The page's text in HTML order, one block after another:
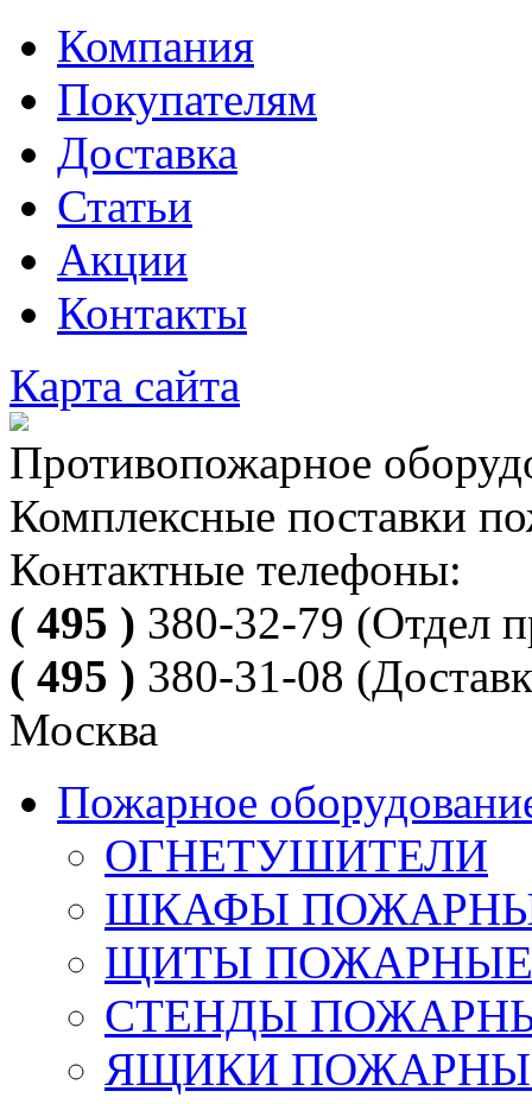
Компания
Покупателям
Доставка
Статьи
Акции
Контакты
Карта сайта
Противопожарное
Комплексные поставки
Контактные телефоны:
( 495 ) 380-32-79 (Отдел
( 495 ) 380-31-08
Москва
Пожарное
ОГНЕТУШИТЕЛИ
ШКАФЫ
ЩИТЫ ПОЖАРНЫЕ
СТЕНДЫ
ЯЩИКИ ПОЖАРНЫЕ